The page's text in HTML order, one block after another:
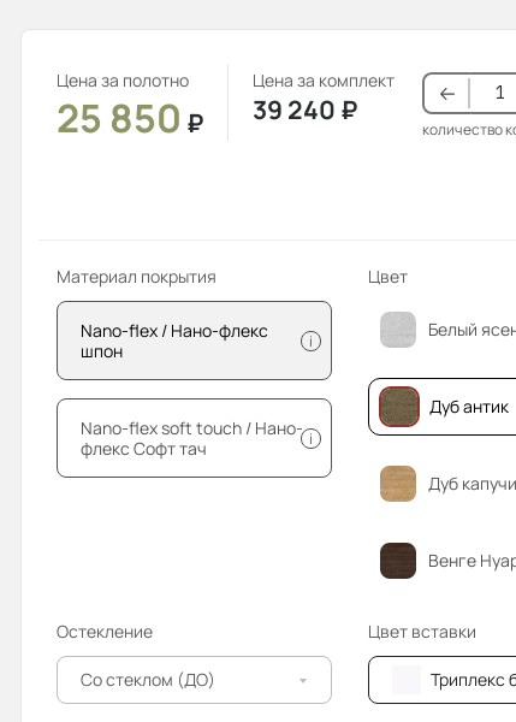
Цена за полотно
25 850 ₽
Цена за комплект
39 240 ₽
количество
Материал покрытия
Nano-flex / Нано-флекс
шпон
i
Nano-flex soft touch / Нано-
флекс Софт тач
i
Цвет
Белый
Дуб антик
Дуб
Венге
Остекление
Со стеклом (ДО)
Цвет вставки
Триплекс